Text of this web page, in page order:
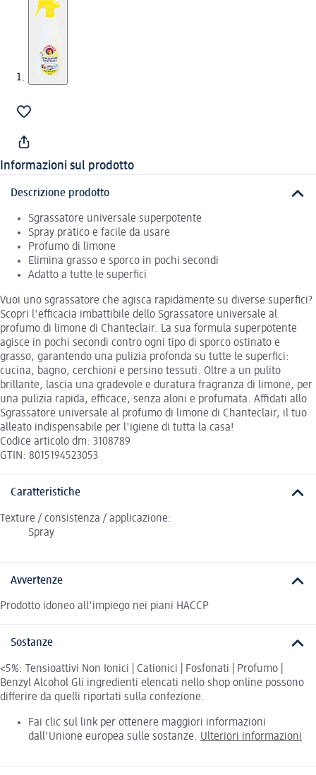
Informazioni sul prodotto
Descrizione prodotto
Sgrassatore universale superpotente
Spray pratico e facile da usare
Profumo di limone
Elimina grasso e sporco in pochi secondi
Adatto a tutte le superfici
Vuoi uno sgrassatore che agisca rapidamente su diverse superfici?
Scopri l'efficacia imbattibile dello Sgrassatore universale al
profumo di limone di Chanteclair. La sua formula superpotente
agisce in pochi secondi contro ogni tipo di sporco ostinato e
grasso, garantendo una pulizia profonda su tutte le superfici:
cucina, bagno, cerchioni e persino tessuti. Oltre a un pulito
brillante, lascia una gradevole e duratura fragranza di limone, per
una pulizia rapida, efficace, senza aloni e profumata. Affidati allo
Sgrassatore universale al profumo di limone di Chanteclair, il tuo
alleato indispensabile per l'igiene di tutta la casa!
Codice articolo dm: 3108789
GTIN: 8015194523053
Caratteristiche
Texture / consistenza / applicazione:
Spray
Avvertenze
Prodotto idoneo all'impiego nei piani HACCP
Sostanze
<5%: Tensioattivi Non Ionici | Cationici | Fosfonati | Profumo |
Benzyl Alcohol Gli ingredienti elencati nello shop online possono
differire da quelli riportati sulla confezione.
Fai clic sul link per ottenere maggiori informazioni
dall'Unione europea sulle sostanze. Ulteriori informazioni